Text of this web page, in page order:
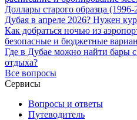
Доллары старого образца
Дубая в апреле 2026? Нужен
Как добраться ночью из
безопасные и бюджетные
Где в Дубае можно найти бары
отдыха?
Все вопросы
Сервисы
Вопросы и ответы
Путеводитель